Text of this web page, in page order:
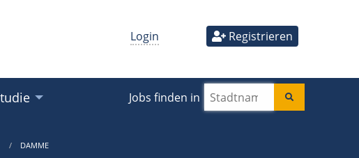
Login Registrieren
Jobs finden in
DAMME